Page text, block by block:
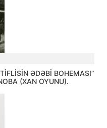
ƏDƏBİ BOHEMASI”
(XAN OYUNU).